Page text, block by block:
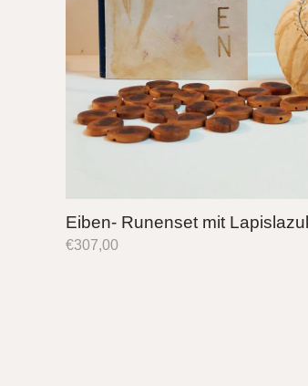
Eiben- Runenset mit
€307,00